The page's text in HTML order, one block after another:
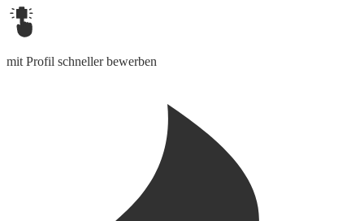
mit Profil schneller bewerben